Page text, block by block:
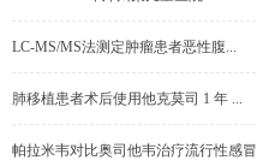
LC-MS/MS法测定肿瘤患者恶性腹...
肺移植患者术后使用他克莫司 1 年 ...
帕拉米韦对比奥司他韦治疗流行性感